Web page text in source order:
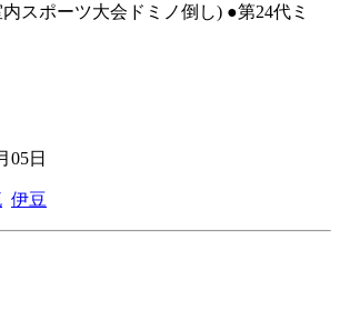
スポーツ大会ドミノ倒し) ●第24代ミ
05日
伊豆